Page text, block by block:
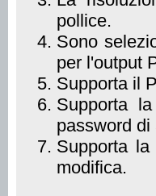
pollice.
Sono
per l'output
Supporta il
Supporta
password di
Supporta
modifica.